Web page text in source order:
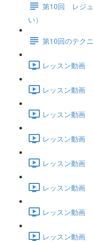
第10回 レジュ
い）
第10回のテク
レッスン動画
レッスン動画
レッスン動画
レッスン動画
レッスン動画
レッスン動画
レッスン動画
レッスン動画